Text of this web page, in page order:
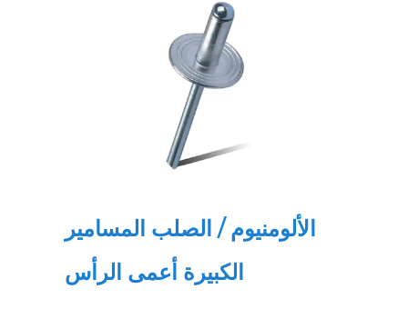
الألومنيوم / الصلب المسامير
الكبيرة أعمى الرأس